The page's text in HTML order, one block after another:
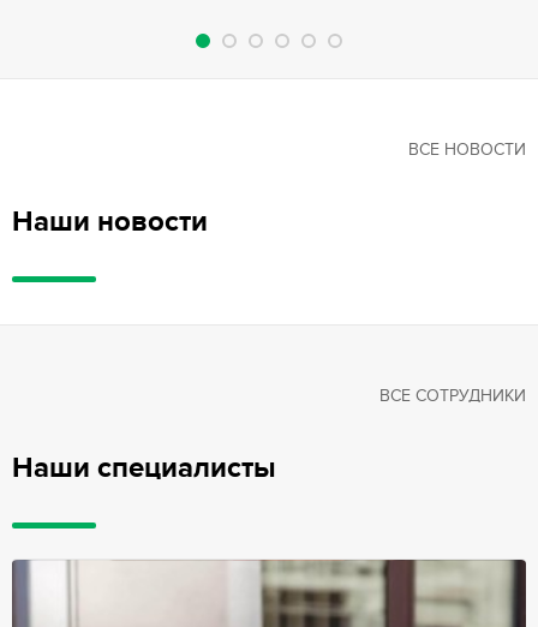
Наши новости
ВСЕ НОВОСТИ
Наши специалисты
ВСЕ СОТРУДНИКИ